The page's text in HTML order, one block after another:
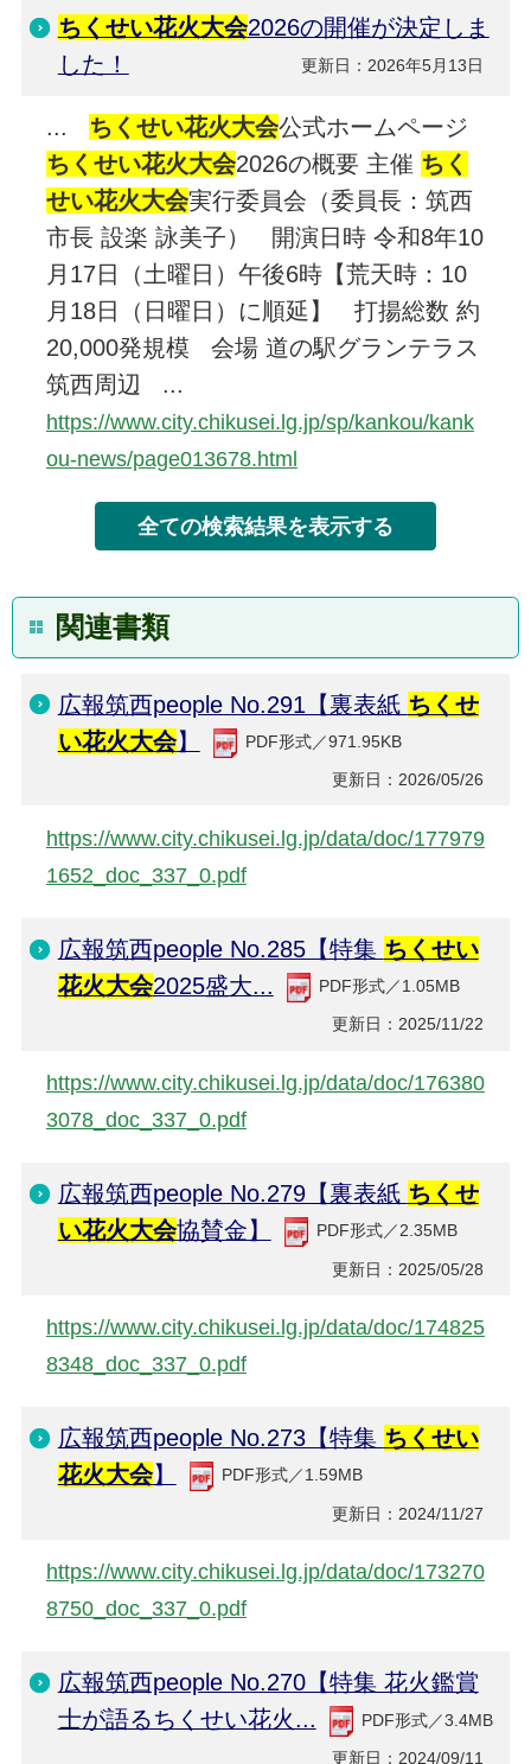
ちくせい花火大会2026の開催が決定しま
した！
更新日：2026年5月13日
... ちくせい花火大会公式ホームページ
ちくせい花火大会2026の概要 主催 ちく
せい花火大会実行委員会（委員長：筑西
市長 設楽 詠美子） 開演日時 令和8年10
月17日（土曜日）午後6時【荒天時：10
月18日（日曜日）に順延】 打揚総数 約
20,000発規模 会場 道の駅グランテラス
筑西周辺 ...
https://www.city.chikusei.lg.jp/sp/kankou/kank
ou-news/page013678.html
関連書類
広報筑西people No.291【裏表紙 ちくせ
い花火大会】 PDF形式／971.95KB
更新日：2026/05/26
https://www.city.chikusei.lg.jp/data/doc/177979
1652_doc_337_0.pdf
広報筑西people No.285【特集 ちくせい
花火大会2025盛大... PDF形式／1.05MB
更新日：2025/11/22
https://www.city.chikusei.lg.jp/data/doc/176380
3078_doc_337_0.pdf
広報筑西people No.279【裏表紙 ちくせ
い花火大会協賛金】 PDF形式／2.35MB
更新日：2025/05/28
https://www.city.chikusei.lg.jp/data/doc/174825
8348_doc_337_0.pdf
広報筑西people No.273【特集 ちくせい
花火大会】 PDF形式／1.59MB
更新日：2024/11/27
https://www.city.chikusei.lg.jp/data/doc/173270
8750_doc_337_0.pdf
広報筑西people No.270【特集 花火鑑賞
士が語るちくせい花火...
PDF形式／3.4MB
更新日：2024/09/11